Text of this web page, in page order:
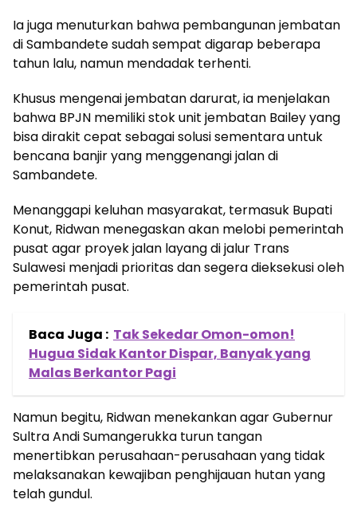
Ia juga menuturkan bahwa pembangunan jembatan
di Sambandete sudah sempat digarap beberapa
tahun lalu, namun mendadak terhenti.
Khusus mengenai jembatan darurat, ia menjelakan
bahwa BPJN memiliki stok unit jembatan Bailey yang
bisa dirakit cepat sebagai solusi sementara untuk
bencana banjir yang menggenangi jalan di
Sambandete.
Menanggapi keluhan masyarakat, termasuk Bupati
Konut, Ridwan menegaskan akan melobi pemerintah
pusat agar proyek jalan layang di jalur Trans
Sulawesi menjadi prioritas dan segera dieksekusi oleh
pemerintah pusat.
Baca Juga : Tak Sekedar Omon-omon!
Hugua Sidak Kantor Dispar, Banyak yang
Malas Berkantor Pagi
Namun begitu, Ridwan menekankan agar Gubernur
Sultra Andi Sumangerukka turun tangan
menertibkan perusahaan-perusahaan yang tidak
melaksanakan kewajiban penghijauan hutan yang
telah gundul.